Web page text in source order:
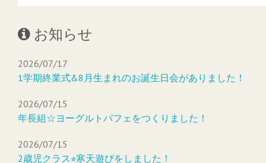
お知らせ
2026/07/17
1学期終業式&8月生まれのお誕生日会がありました！
2026/07/15
年長組☆ヨーグルトパフェをつくりました！
2026/07/15
2歳児クラス⭐︎寒天遊びをしました！